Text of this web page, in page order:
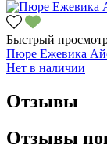
Быстрый
Пюре Ежевика
Нет в наличии
Отзывы
Отзывы